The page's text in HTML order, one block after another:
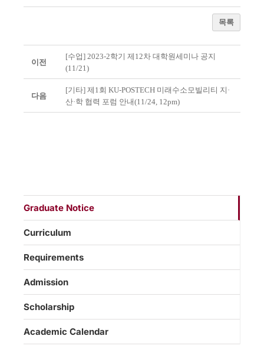
목록
이전
[수업] 2023-2학기 제12차 대학원세미나 공지
(11/21)
다음
[기타] 제1회 KU-POSTECH 미래수소모빌리티 지·
산·학 협력 포럼 안내(11/24, 12pm)
Graduate Notice
Curriculum
Requirements
Admission
Scholarship
Academic Calendar